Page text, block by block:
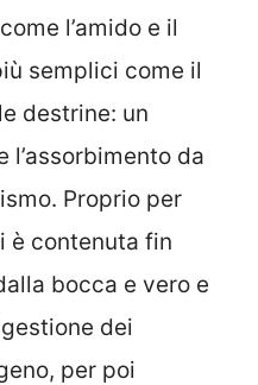
l’amido e il
semplici come il
destrine: un
l’assorbimento da
Proprio per
è contenuta fin
bocca e vero e
dei
per poi